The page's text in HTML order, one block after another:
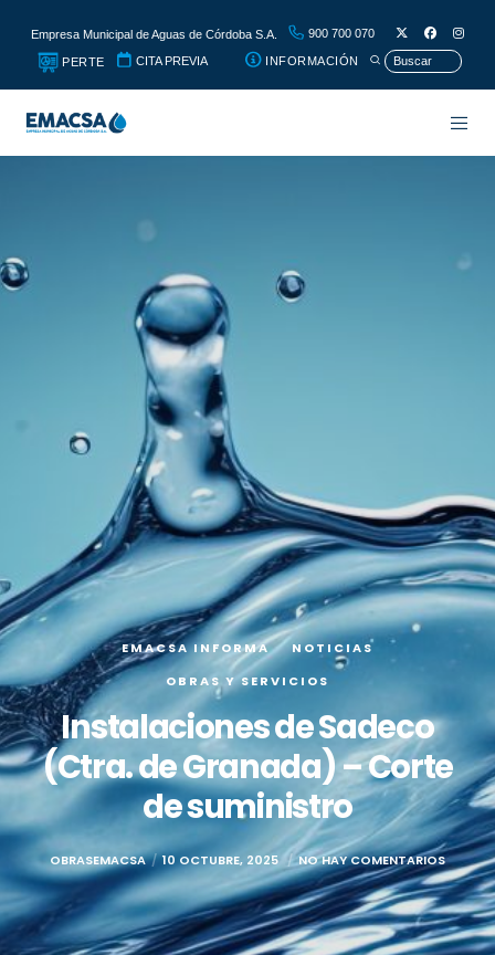
Empresa Municipal de Aguas de Córdoba S.A. 900 700 070
PERTE CITA PREVIA INFORMACIÓN
EMACSA INFORMA
NOTICIAS
OBRAS Y SERVICIOS
Instalaciones de Sadeco
(Ctra. de Granada) – Corte
de suministro
OBRASEMACSA 10 OCTUBRE, 2025 NO HAY COMENTARIOS